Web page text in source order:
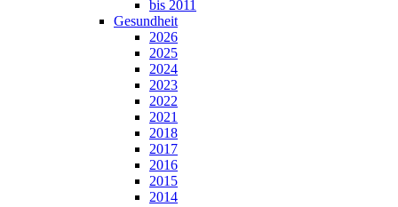
bis 2011
Gesundheit
2026
2025
2024
2023
2022
2021
2018
2017
2016
2015
2014